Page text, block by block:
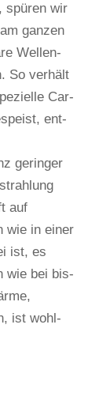
spüren wir
ganzen
Wel­len­
So ver­hält
Car­
ent­
geringer
auf
wie in einer
ist, es
wie bei bis­
ist wohl­